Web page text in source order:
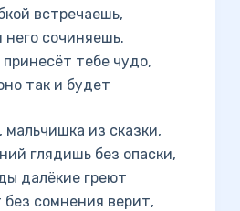
встречаешь,
сочиняешь.
тебе чудо,
так и будет
из сказки,
глядишь без опаски,
далёкие греют
без сомнения верит,